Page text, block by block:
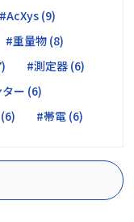
#AcXys (9)
#重量物 (8)
#測定器 (6)
ー (6)
#帯電 (6)